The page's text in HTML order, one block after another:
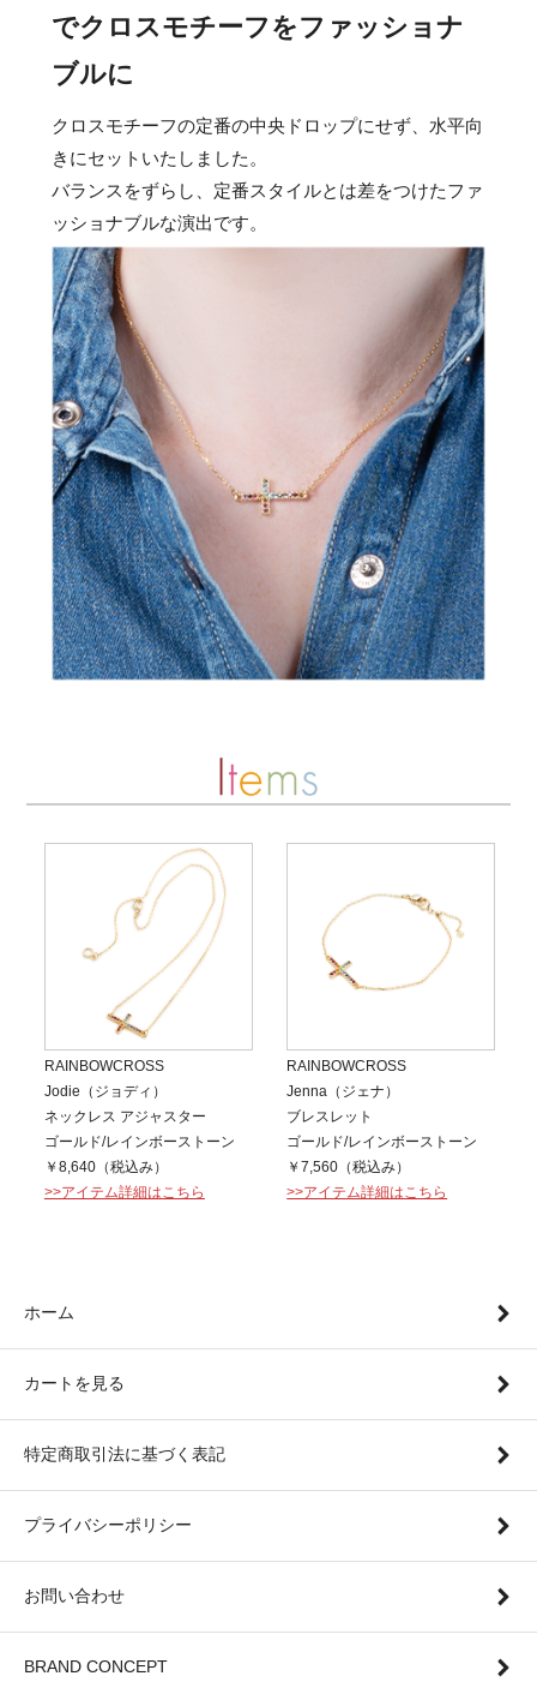
でクロスモチーフをファッショナ
ブルに
クロスモチーフの定番の中央ドロップにせず、水平向
きにセットいたしました。
バランスをずらし、定番スタイルとは差をつけたファ
ッショナブルな演出です。
RAINBOWCROSS
Jodie（ジョディ）
ネックレス アジャスター
ゴールド/レインボーストーン
￥8,640（税込み）
>>アイテム詳細はこちら
RAINBOWCROSS
Jenna（ジェナ）
ブレスレット
ゴールド/レインボーストーン
￥7,560（税込み）
>>アイテム詳細はこちら
ホーム
カートを見る
特定商取引法に基づく表記
プライバシーポリシー
お問い合わせ
BRAND CONCEPT